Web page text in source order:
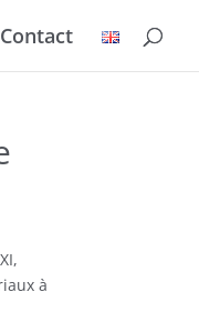
Contact
à